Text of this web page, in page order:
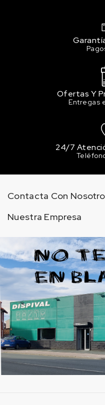
Ofertas Y
Entregas
24/7
Contacta Con
Nuestra Empresa